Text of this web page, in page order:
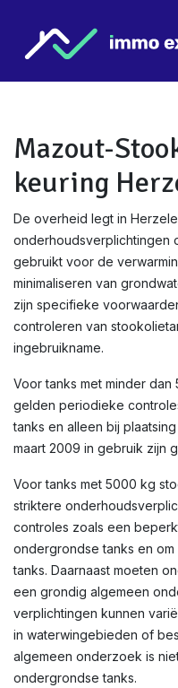
Mazout-
keuring
De overheid legt in
onderhoudsverplichtingen
gebruikt voor de
minimaliseren van
zijn specifieke
controleren van
ingebruikname.
Voor tanks met minder
gelden periodieke
tanks en alleen bij
maart 2009 in gebruik zijn
Voor tanks met 5000 kg
striktere
controles zoals een
ondergrondse tanks en
tanks. Daarnaast moeten
een grondig algemeen
verplichtingen kunnen
in waterwingebieden of
algemeen onderzoek is
ondergrondse tanks.